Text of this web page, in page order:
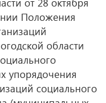
Положения
области
упорядочения
социального